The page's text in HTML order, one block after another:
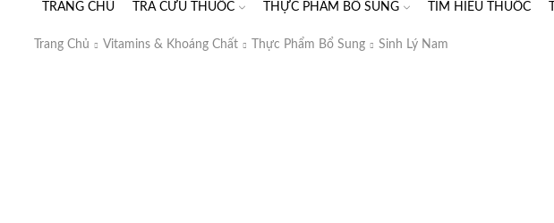
TRANG CHỦ TRA CỨU THUỐC THỰC PHẨM BỔ SUNG TÌM HIỂU THUỐC
Trang Chủ Vitamins & Khoáng Chất Thực Phẩm Bổ Sung Sinh Lý Nam